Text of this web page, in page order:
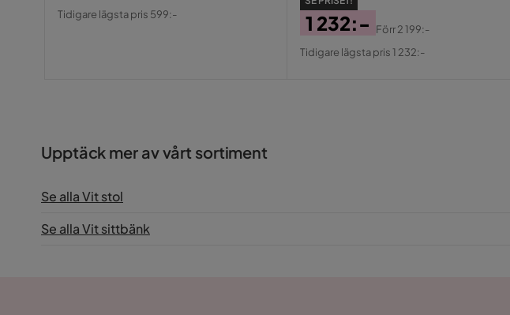
Pris
Original
Tidigare lägsta pris 599:-
Pris
1 232:-
Original
Förr2 199:-
Tidigare lägsta pris 1 232:-
Upptäck mer av vårt sortiment
Se alla Vit stol
Se alla Vit sittbänk